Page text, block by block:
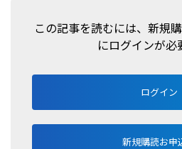
この記事を読むには、新規
にログインが必
ログイン
新規購読お申